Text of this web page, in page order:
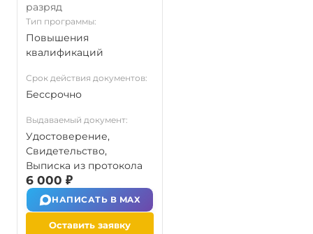
разряд
Тип программы:
Повышения
квалификаций
Срок действия документов:
Бессрочно
Выдаваемый документ:
Удостоверение,
Свидетельство,
Выписка из протокола
6 000 ₽
НАПИСАТЬ В MAX
Оставить заявку